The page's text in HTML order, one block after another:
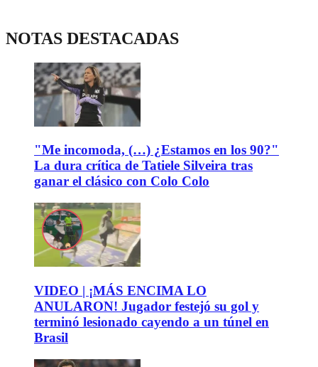
NOTAS DESTACADAS
"Me incomoda, (…) ¿Estamos en los 90?"
La dura crítica de Tatiele Silveira tras
ganar el clásico con Colo Colo
VIDEO | ¡MÁS ENCIMA LO
ANULARON! Jugador festejó su gol y
terminó lesionado cayendo a un túnel en
Brasil